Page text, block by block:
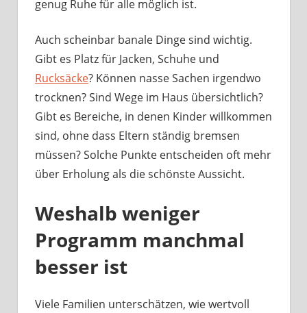
genug Ruhe für alle möglich ist.
Auch scheinbar banale Dinge sind wichtig.
Gibt es Platz für Jacken, Schuhe und
Rucksäcke? Können nasse Sachen irgendwo
trocknen? Sind Wege im Haus übersichtlich?
Gibt es Bereiche, in denen Kinder willkommen
sind, ohne dass Eltern ständig bremsen
müssen? Solche Punkte entscheiden oft mehr
über Erholung als die schönste Aussicht.
Weshalb weniger
Programm manchmal
besser ist
Viele Familien unterschätzen, wie wertvoll